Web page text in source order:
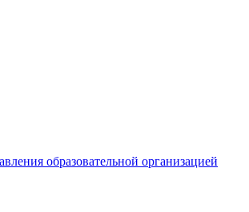
образовательной организацией